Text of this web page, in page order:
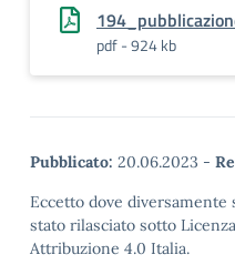
pdf - 924 kb
Pubblicato: 20.06.2023 -
Eccetto dove diversamente
stato rilasciato sotto
Attribuzione 4.0 Italia.